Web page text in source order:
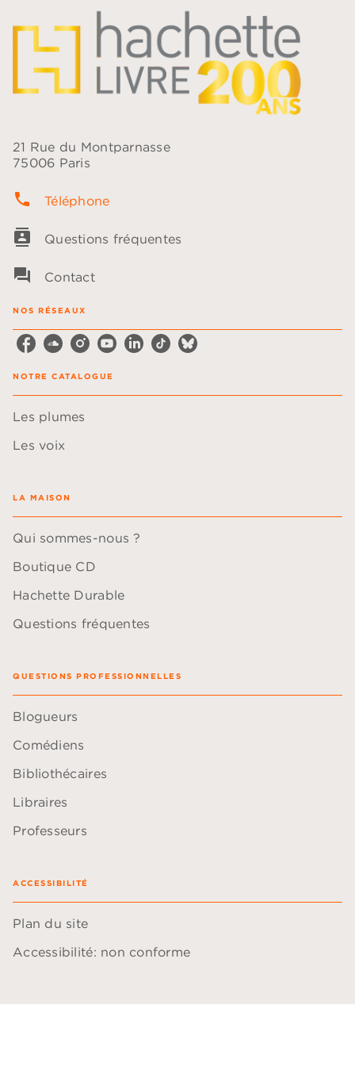
21 Rue du Montparnasse
75006 Paris
phone Téléphone
contacts Questions fréquentes
question_answer Contact
NOS RÉSEAUX
NOTRE CATALOGUE
Les plumes
Les voix
LA MAISON
Qui sommes-nous ?
Boutique CD
Hachette Durable
Questions fréquentes
QUESTIONS PROFESSIONNELLES
Blogueurs
Comédiens
Bibliothécaires
Libraires
Professeurs
ACCESSIBILITÉ
Plan du site
Accessibilité: non conforme